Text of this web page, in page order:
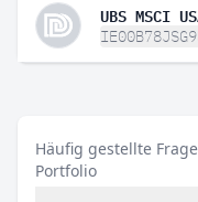
UBS MSCI
Häufig gestellte
Portfolio